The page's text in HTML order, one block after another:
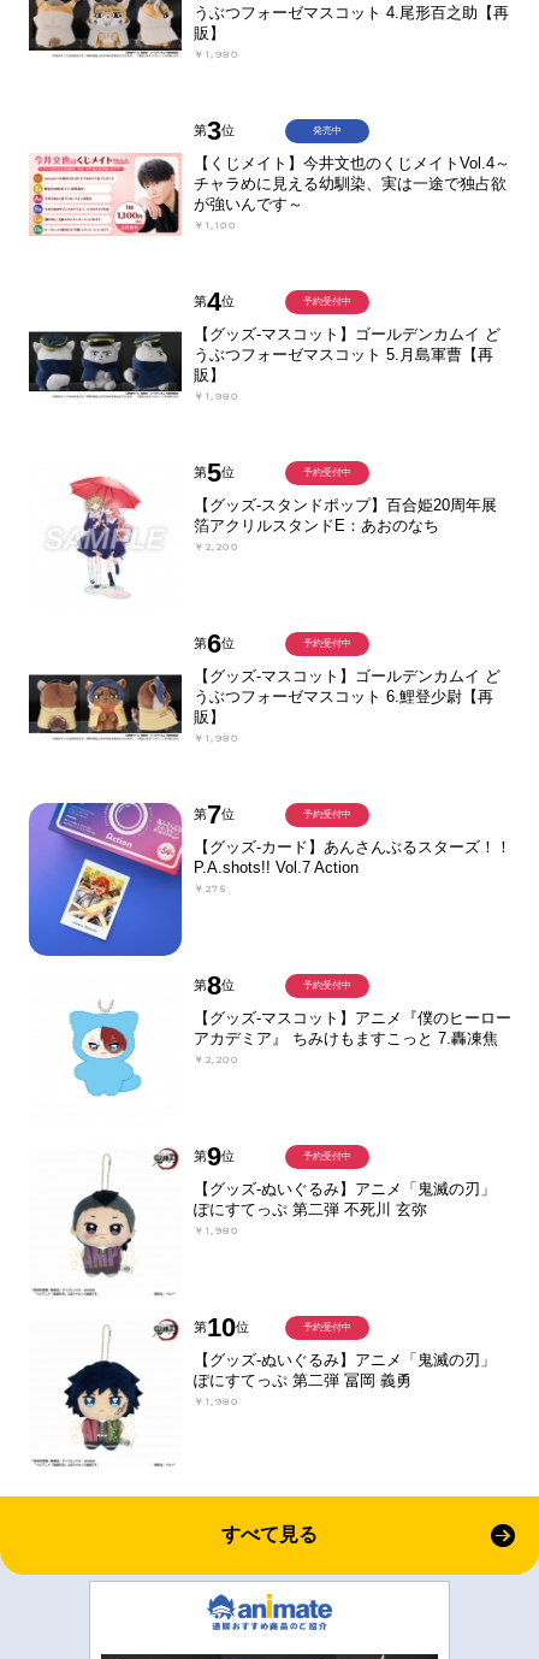
うぶつフォーゼマスコット 4.尾形百之助【再
販】
￥1,980
第3位
【くじメイト】今井文也のくじメイトVol.4～
チャラめに見える幼馴染、実は一途で独占欲
が強いんです～
￥1,100
発売中
第4位
【グッズ-マスコット】ゴールデンカムイ ど
うぶつフォーゼマスコット 5.月島軍曹【再
販】
￥1,980
予約受付中
第5位
【グッズ-スタンドポップ】百合姫20周年展
箔アクリルスタンドE：あおのなち
￥2,200
予約受付中
第6位
【グッズ-マスコット】ゴールデンカムイ ど
うぶつフォーゼマスコット 6.鯉登少尉【再
販】
￥1,980
予約受付中
第7位
【グッズ-カード】あんさんぶるスターズ！！
P.A.shots!! Vol.7 Action
￥275
予約受付中
第8位
【グッズ-マスコット】アニメ『僕のヒーロー
アカデミア』 ちみけもますこっと 7.轟凍焦
￥2,200
予約受付中
第9位
【グッズ-ぬいぐるみ】アニメ「鬼滅の刃」
ぽにすてっぷ 第二弾 不死川 玄弥
￥1,980
予約受付中
第10位
【グッズ-ぬいぐるみ】アニメ「鬼滅の刃」
ぽにすてっぷ 第二弾 冨岡 義勇
￥1,980
予約受付中
すべて見る